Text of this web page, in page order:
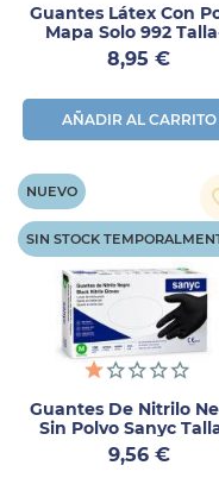
Guantes Látex Con
Mapa Solo 992
100uds
Precio
8,95 €
AÑADIR AL CARRITO
Guantes De Nitrilo
Sin Polvo Sanyc
100uds
Precio
9,56 €
NUEVO
SIN STOCK